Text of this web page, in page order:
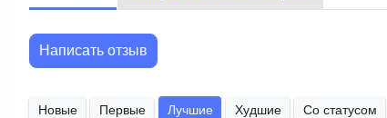
Написать отзыв
Новые Первые Лучшие Худшие Со статусом